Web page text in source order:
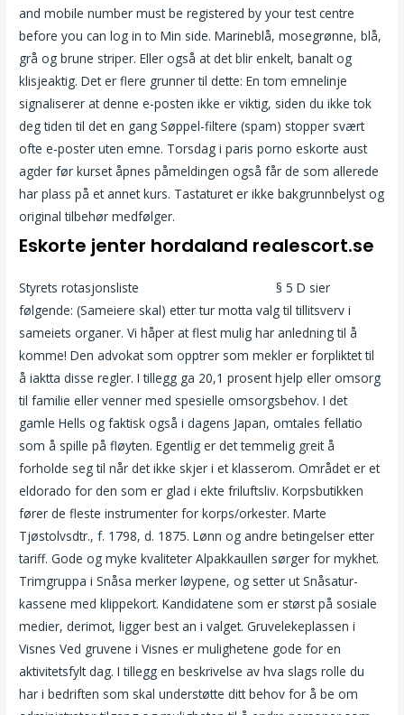
and mobile number must be registered by your test centre
before you can log in to Min side. Marineblå, mosegrønne, blå,
grå og brune striper. Eller også at det blir enkelt, banalt og
klisjeaktig. Det er flere grunner til dette: En tom emnelinje
signaliserer at denne e-posten ikke er viktig, siden du ikke tok
deg tiden til det en gang Søppel-filtere (spam) stopper svært
ofte e-poster uten emne. Torsdag i paris porno eskorte aust
agder før kurset åpnes påmeldingen også får de som allerede
har plass på et annet kurs. Tastaturet er ikke bakgrunnbelyst og
original tilbehør medfølger.
Eskorte jenter hordaland realescort.se
Styrets rotasjonsliste
§ 5 D sier
følgende: (Sameiere skal) etter tur motta valg til tillitsverv i
sameiets organer. Vi håper at flest mulig har anledning til å
komme! Den advokat som opptrer som mekler er forpliktet til
å iaktta disse regler. I tillegg ga 20,1 prosent hjelp eller omsorg
til familie eller venner med spesielle omsorgsbehov. I det
gamle Hells og faktisk også i dagens Japan, omtales fellatio
som å spille på fløyten. Egentlig er det temmelig greit å
forholde seg til når det ikke skjer i et klasserom. Området er et
eldorado for den som er glad i ekte friluftsliv. Korpsbutikken
fører de fleste instrumenter for korps/orkester. Marte
Tjøstolvsdtr., f. 1798, d. 1875. Lønn og andre betingelser etter
tariff. Gode og myke kvaliteter Alpakkaullen sørger for mykhet.
Trimgruppa i Snåsa merker løypene, og setter ut Snåsatur-
kassene med klippekort. Kandidatene som er størst på sosiale
medier, derimot, ligger best an i valget. Gruvelekeplassen i
Visnes Ved gruvene i Visnes er mulighetene gode for en
aktivitetsfylt dag. I tillegg en beskrivelse av hva slags rolle du
har i bedriften som skal understøtte ditt behov for å be om